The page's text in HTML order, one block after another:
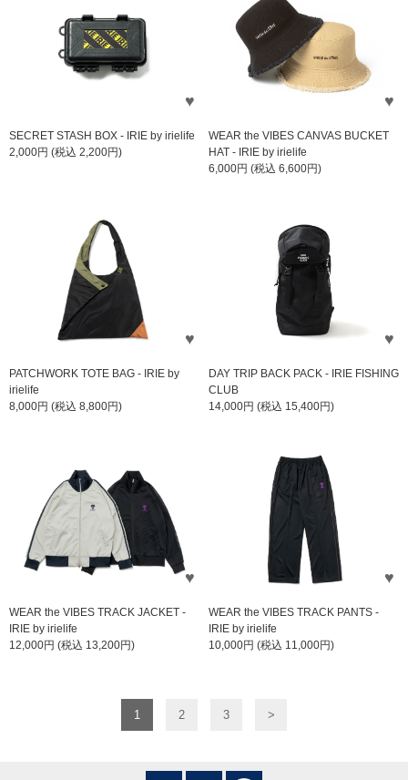
SECRET STASH BOX - IRIE by irielife
2,000円 (税込 2,200円)
WEAR the VIBES CANVAS BUCKET
HAT - IRIE by irielife
6,000円 (税込 6,600円)
PATCHWORK TOTE BAG - IRIE by
irielife
8,000円 (税込 8,800円)
DAY TRIP BACK PACK - IRIE FISHING
CLUB
14,000円 (税込 15,400円)
WEAR the VIBES TRACK JACKET -
IRIE by irielife
12,000円 (税込 13,200円)
WEAR the VIBES TRACK PANTS -
IRIE by irielife
10,000円 (税込 11,000円)
1 2 3 >